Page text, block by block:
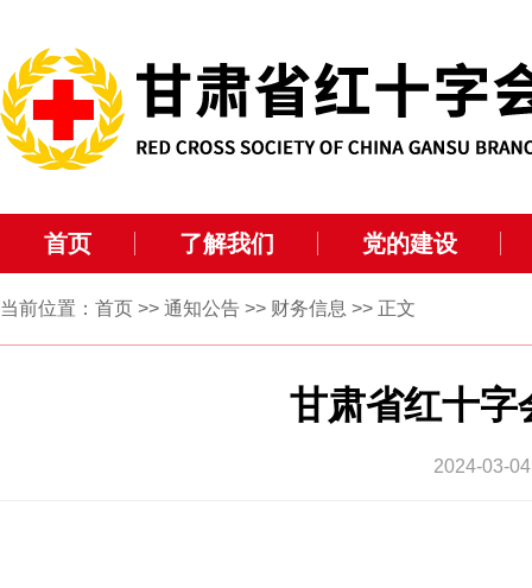
首页 了解我们 党的建设
当前位置： 首页 >> 通知公告 >> 财务信息 >> 正文
甘肃省红十字
2024-03-